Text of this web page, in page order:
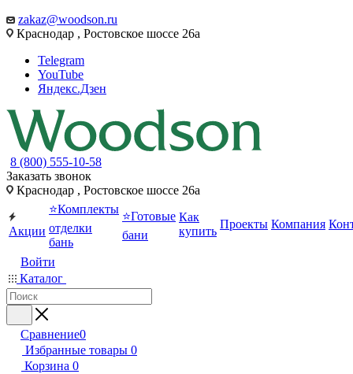
zakaz@woodson.ru
Краснодар , Ростовское шоссе 26а
Telegram
YouTube
Яндекс.Дзен
8 (800) 555-10-58
Заказать звонок
Краснодар , Ростовское шоссе 26а
Акции
⭐Комплекты
отделки
бань
⭐Готовые
бани
Как
купить
Проекты Компания
Войти
Каталог
Сравнение0
Избранные товары 0
Корзина 0